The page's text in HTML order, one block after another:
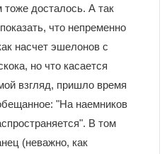
тоже досталось. А так
что непременно
насчет эшелонов с
но что касается
взгляд, пришло время
"На наемников
В том
(неважно, как